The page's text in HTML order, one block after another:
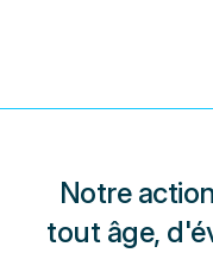
Notre
tout âge,